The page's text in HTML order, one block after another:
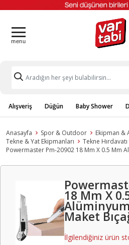
Alışveriş Düğün Baby Shower
Anasayfa Spor & Outdoor
Ekipman &
Tekne & Yat Ekipmanları
Tekne
Powermaster Pm-20902 18 Mm X 0.5 Mm
18 Mm X
Maket
İlgilendiğiniz ürün